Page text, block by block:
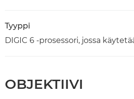
Tyyppi
DIGIC 6 -prosessori, jossa
OBJEKTIIVI